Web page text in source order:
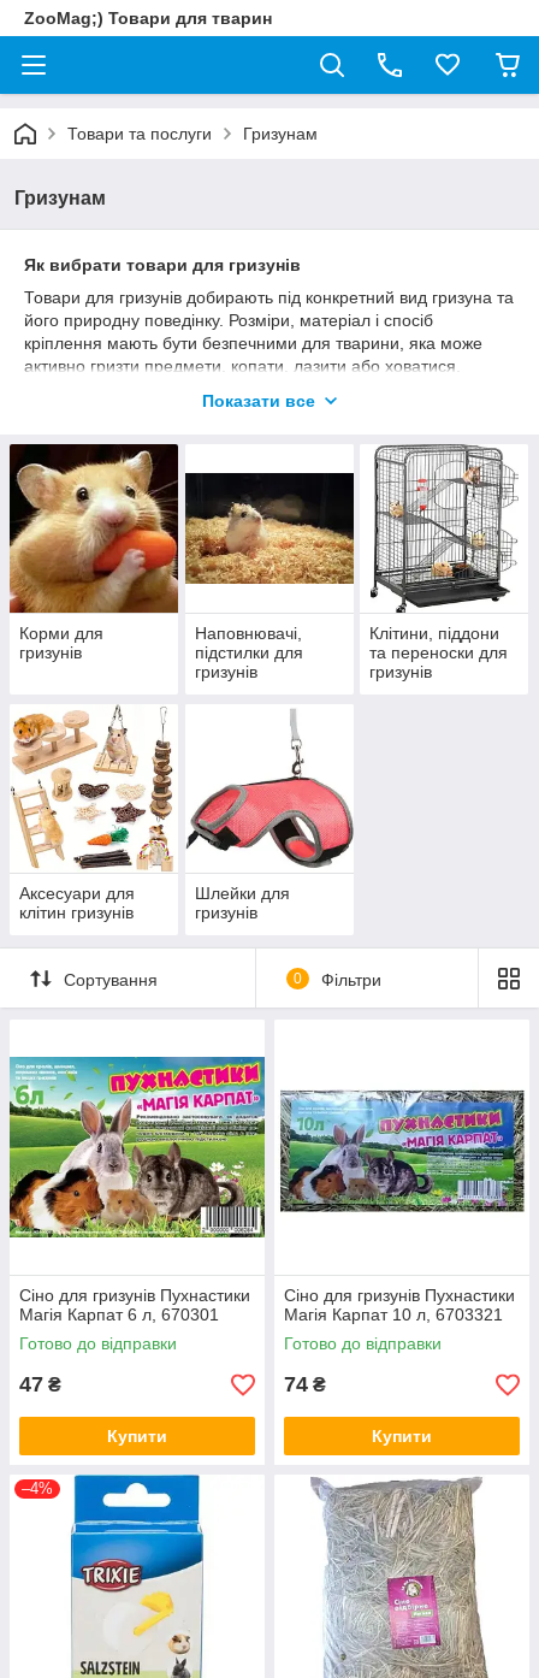
ZooMag;) Товари для тварин
Товари та послуги Гризунам
Гризунам
Як вибрати товари для гризунів
Товари для гризунів добирають під конкретний вид гризуна та
його природну поведінку. Розміри, матеріал і спосіб
кріплення мають бути безпечними для тварини, яка може
активно гризти предмети, копати, лазити або ховатися.
звіряйте розмір отворів і деталей із розміром
виключіть гострі краї, небезпечні петлі та м’який
пластик, який легко відгризається великими шматками;
розміщуйте аксесуари так, щоб залишалося
достатньо місця для руху й відпочинку.
Докладні рекомендації щодо вибору та використання —
нижче, після списку товарів.
Показати все
Корми для
гризунів
Наповнювачі,
підстилки для
гризунів
Клітини, піддони
та переноски для
гризунів
Аксесуари для
клітин гризунів
Шлейки для
гризунів
Сортування 0 Фільтри
Сіно для гризунів Пухнастики
Магія Карпат 6 л, 670301
Готово до відправки
47 ₴
Купити
Сіно для гризунів Пухнастики
Магія Карпат 10 л, 6703321
Готово до відправки
74 ₴
Купити
–4%